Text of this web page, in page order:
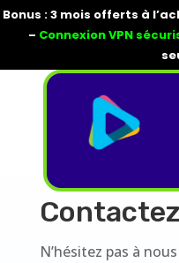
Bonus : 3 mois offerts à
– Connexion VPN
N’hésitez pas à